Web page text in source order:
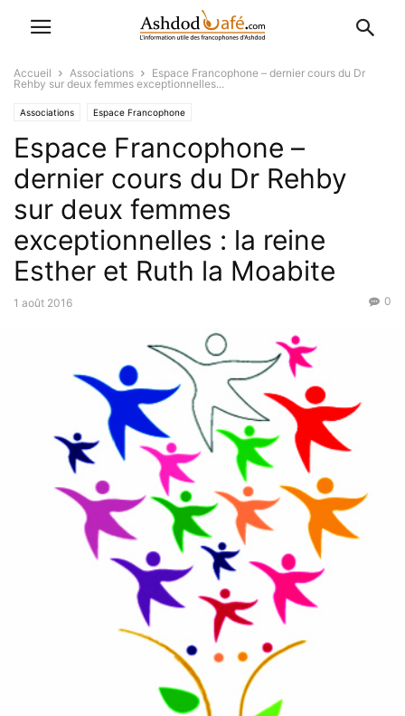
Accueil Associations
Espace Francophone – dernier cours du Dr
Rehby sur deux femmes exceptionnelles...
Associations Espace Francophone
Espace Francophone –
dernier cours du Dr Rehby
sur deux femmes
exceptionnelles : la reine
Esther et Ruth la Moabite
1 août 2016 0